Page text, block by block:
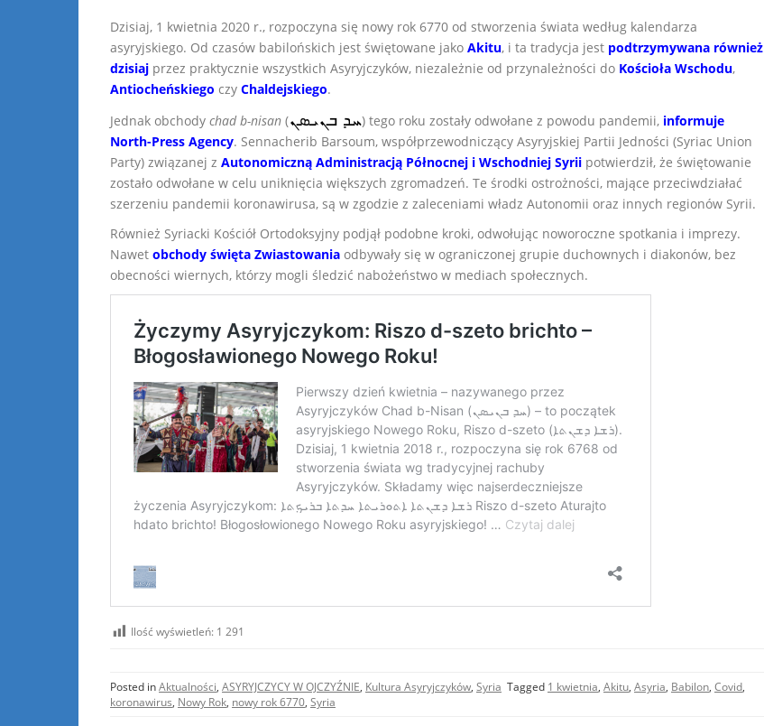
Dzisiaj, 1 kwietnia 2020 r., rozpoczyna się nowy rok 6770 od stworzenia świata według kalendarza
asyryjskiego. Od czasów babilońskich jest świętowane jako Akitu, i ta tradycja jest podtrzymywana również
dzisiaj przez praktycznie wszystkich Asyryjczyków, niezależnie od przynależności do Kościoła Wschodu,
Antiocheńskiego czy Chaldejskiego.
Jednak obchody chad b-nisan (ܚܕ ܒܢܝܣܢ) tego roku zostały odwołane z powodu pandemii, informuje
North-Press Agency. Sennacherib Barsoum, współprzewodniczący Asyryjskiej Partii Jedności (Syriac Union
Party) związanej z Autonomiczną Administracją Północnej i Wschodniej Syrii potwierdził, że świętowanie
zostało odwołane w celu uniknięcia większych zgromadzeń. Te środki ostrożności, mające przeciwdziałać
szerzeniu pandemii koronawirusa, są w zgodzie z zaleceniami władz Autonomii oraz innych regionów Syrii.
Również Syriacki Kościół Ortodoksyjny podjął podobne kroki, odwołując noworoczne spotkania i imprezy.
Nawet obchody święta Zwiastowania odbywały się w ograniczonej grupie duchownych i diakonów, bez
obecności wiernych, którzy mogli śledzić nabożeństwo w mediach społecznych.
Ilość wyświetleń: 1 291
Posted inAktualności, ASYRYJCZYCY W OJCZYŹNIE, Kultura Asyryjczyków, Syria Tagged 1 kwietnia, Akitu, Asyria, Babilon, Covid,
koronawirus, Nowy Rok, nowy rok 6770, Syria